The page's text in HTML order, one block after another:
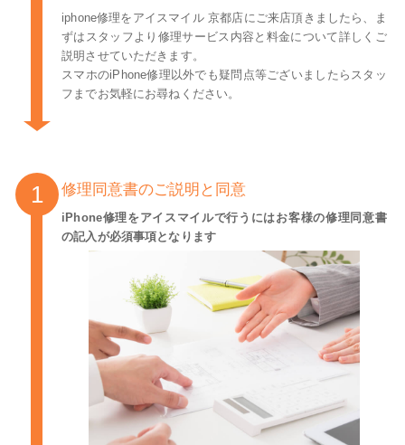
iphone修理をアイスマイル 京都店にご来店頂きましたら、ま
ずはスタッフより修理サービス内容と料金について詳しくご
説明させていただきます。
スマホのiPhone修理以外でも疑問点等ございましたらスタッ
フまでお気軽にお尋ねください。
修理同意書のご説明と同意
iPhone修理をアイスマイルで行うにはお客様の修理同意書
の記入が必須事項となります